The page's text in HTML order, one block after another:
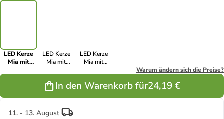
LED Kerze
Mia mit
LED Kerze
Mia mit
10cm D: 7,5m
in creme
LED Kerze
Mia mit
12,5cm D:
Warum ändern sich die Preise?
In den Warenkorb für24,19 €
11. - 13. August